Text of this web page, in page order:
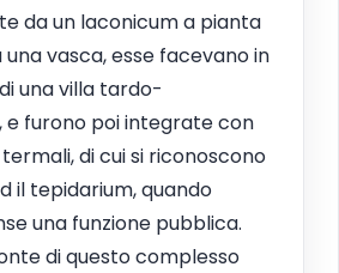
da un laconicum a pianta
vasca, esse facevano in
una villa tardo-
e furono poi integrate con
di cui si riconoscono
il tepidarium, quando
una funzione pubblica.
di questo complesso